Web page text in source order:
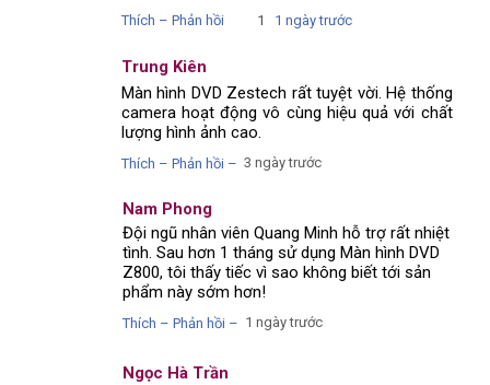
Màn hình DVD Zestech rất tuyệt vời. Hệ thống
camera hoạt động vô cùng hiệu quả với chất
lượng hình ảnh cao.
Trung Kiên
Thích – Phản hồi – 3 ngày trước
Thích – Phản hồi 1 1 ngày trước
Đội ngũ nhân viên Quang Minh hỗ trợ rất nhiệt
tình. Sau hơn 1 tháng sử dụng Màn hình DVD
Z800, tôi thấy tiếc vì sao không biết tới sản
phẩm này sớm hơn!
Thích – Phản hồi – 1 ngày trước
Nam Phong
Ngọc Hà Trần